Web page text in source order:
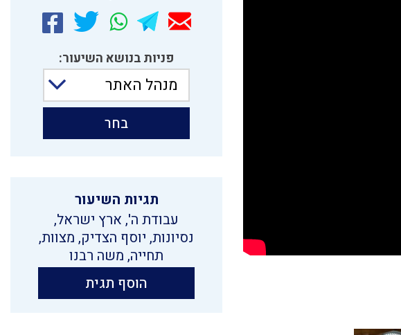
פניות בנושא השיעור:
מנהל האתר
בחר
תגיות השיעור
עבודת ה', ארץ ישראל,
נסיונות, יוסף הצדיק, מצוות,
תחייה, משה רבנו
הוסף תגית